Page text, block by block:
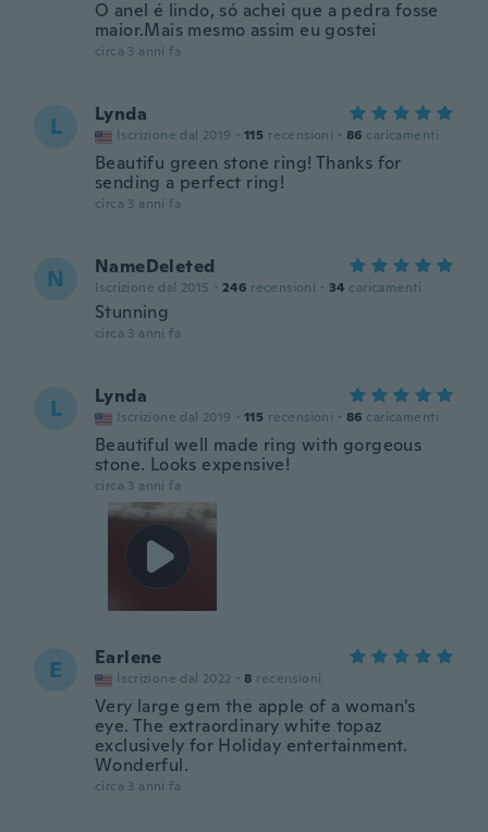
O anel é lindo, só achei que a pedra fosse
maior.Mais mesmo assim eu gostei
circa 3 anni fa
L Lynda
Iscrizione dal 2019 · 115 recensioni · 86 caricamenti
Beautifu green stone ring! Thanks for
sending a perfect ring!
circa 3 anni fa
N NameDeleted
Iscrizione dal 2015 · 246 recensioni · 34 caricamenti
Stunning
circa 3 anni fa
L Lynda
Iscrizione dal 2019 · 115 recensioni · 86 caricamenti
Beautiful well made ring with gorgeous
stone. Looks expensive!
circa 3 anni fa
E Earlene
Iscrizione dal 2022 · 8 recensioni
Very large gem the apple of a woman's
eye. The extraordinary white topaz
exclusively for Holiday entertainment.
Wonderful.
circa 3 anni fa